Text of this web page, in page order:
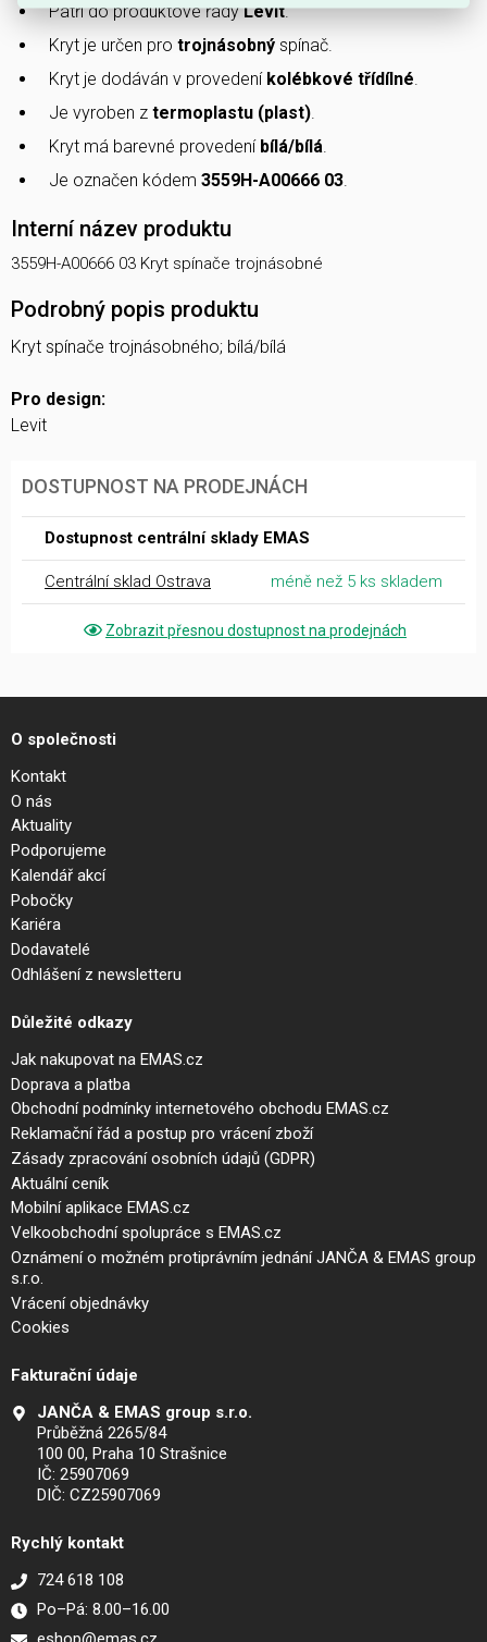
Patří do produktové řadyLevit.
Kryt je určen pro trojnásobný spínač.
Kryt je dodáván v provedení kolébkové třídílné.
Je vyroben z termoplastu (plast).
Kryt má barevné provedení bílá/bílá.
Je označen kódem 3559H-A00666 03.
Interní název produktu
3559H-A00666 03 Kryt spínače trojnásobné
Podrobný popis produktu
Kryt spínače trojnásobného; bílá/bílá
Pro design:
Levit
DOSTUPNOST NA PRODEJNÁCH
Dostupnost centrální sklady EMAS
Centrální sklad Ostrava méně než 5 ks skladem
Zobrazit přesnou dostupnost na prodejnách
O společnosti
Kontakt
O nás
Aktuality
Podporujeme
Kalendář akcí
Pobočky
Kariéra
Dodavatelé
Odhlášení z newsletteru
Důležité odkazy
Jak nakupovat na EMAS.cz
Doprava a platba
Obchodní podmínky internetového obchodu EMAS.cz
Reklamační řád a postup pro vrácení zboží
Zásady zpracování osobních údajů (GDPR)
Aktuální ceník
Mobilní aplikace EMAS.cz
Velkoobchodní spolupráce s EMAS.cz
Oznámení o možném protiprávním jednání JANČA & EMAS group
s.r.o.
Vrácení objednávky
Cookies
Fakturační údaje
JANČA & EMAS group s.r.o.
Průběžná 2265/84
100 00, Praha 10 Strašnice
IČ: 25907069
DIČ: CZ25907069
Rychlý kontakt
724 618 108
Po–Pá: 8.00–16.00